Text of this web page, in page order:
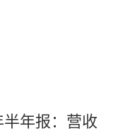
半年报：营收